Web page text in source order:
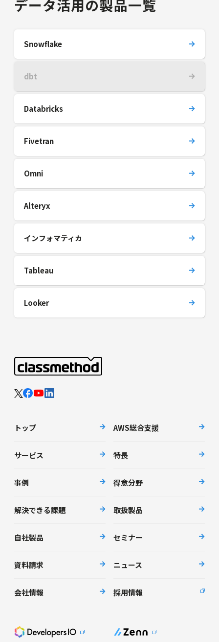
データ活用の製品一覧
Snowflake
dbt
Databricks
Fivetran
Omni
Alteryx
インフォマティカ
Tableau
Looker
トップ AWS総合支援
サービス 特長
事例 得意分野
解決できる課題 取扱製品
自社製品 セミナー
資料請求 ニュース
会社情報 採用情報